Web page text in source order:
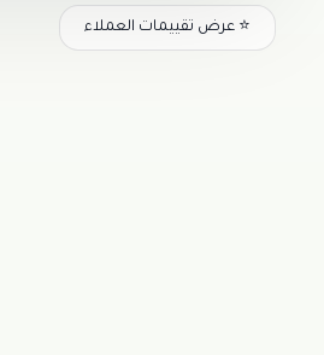
⭐ عرض تقييمات العملاء